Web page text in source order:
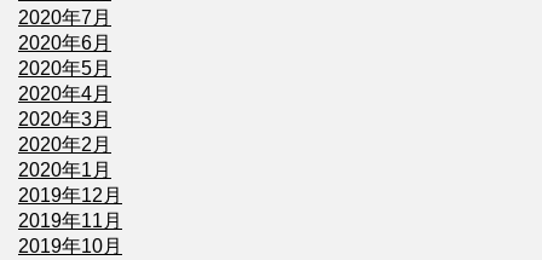
2020年7月
2020年6月
2020年5月
2020年4月
2020年3月
2020年2月
2020年1月
2019年12月
2019年11月
2019年10月